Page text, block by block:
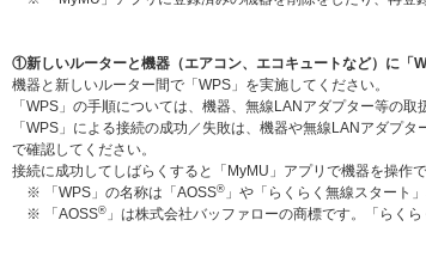
①新しいルーターと機器（エアコン、エコキュートなど）に「
機器と新しいルーター間で「WPS」を実施してください。
「WPS」の手順については、機器、無線LANアダプター等の
「WPS」による接続の成功／失敗は、機器や無線LANアダプ
で確認してください。
接続に成功してしばらくすると「MyMU」アプリで機器を操作
※ 「WPS」の名称は「AOSS® 」や「らくらく無線スタート
※ 「AOSS® 」は株式会社バッファローの商標です。「らく